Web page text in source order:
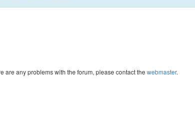
are any problems with the forum, please contact the webmaster.